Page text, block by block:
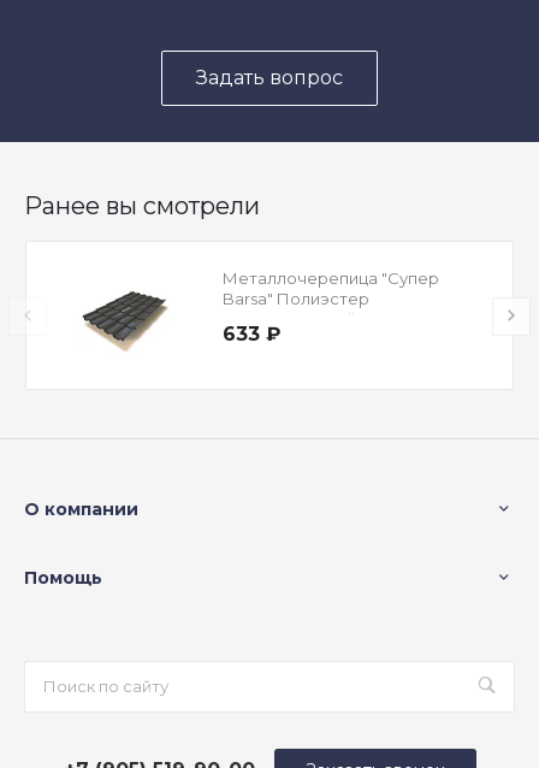
Задать вопрос
Ранее вы смотрели
Металлочерепица "Супер
Barsa" Полиэстер
Односторонний RAL 7024
Мокрый асфальт 0,45 мм
633 ₽
О компании
Помощь